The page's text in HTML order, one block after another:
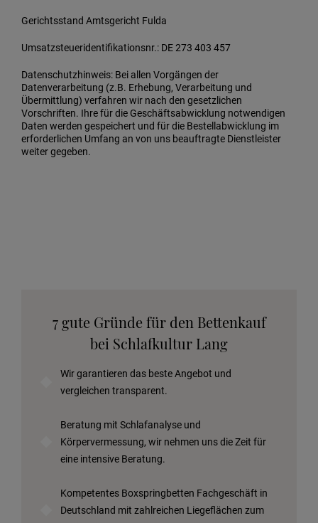
Gerichtsstand Amtsgericht Fulda
Umsatzsteueridentifikationsnr.: DE 273 403 457
Datenschutzhinweis: Bei allen Vorgängen der
Datenverarbeitung (z.B. Erhebung, Verarbeitung und
Übermittlung) verfahren wir nach den gesetzlichen
Vorschriften. Ihre für die Geschäftsabwicklung notwendigen
Daten werden gespeichert und für die Bestellabwicklung im
erforderlichen Umfang an von uns beauftragte Dienstleister
weiter gegeben.
7 gute Gründe für den Bettenkauf
bei Schlafkultur Lang
Wir garantieren das beste Angebot und
vergleichen transparent.
Beratung mit Schlafanalyse und
Körpervermessung, wir nehmen uns die Zeit für
eine intensive Beratung.
Kompetentes Boxspringbetten Fachgeschäft in
Deutschland mit zahlreichen Liegeflächen zum